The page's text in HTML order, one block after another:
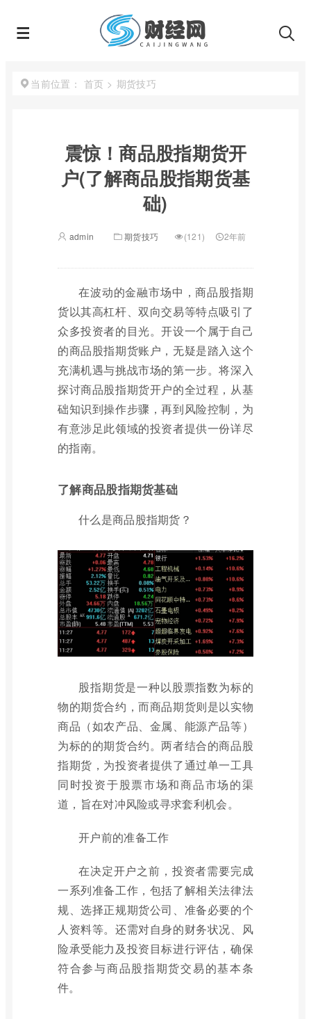
当前位置： 首页 > 期货技巧
震惊！商品股指期货开
户(了解商品股指期货基
础)
admin 期货技巧 (121) 2年前
在波动的金融市场中，商品股指期
货以其高杠杆、双向交易等特点吸引了
众多投资者的目光。开设一个属于自己
的商品股指期货账户，无疑是踏入这个
充满机遇与挑战市场的第一步。将深入
探讨商品股指期货开户的全过程，从基
础知识到操作步骤，再到风险控制，为
有意涉足此领域的投资者提供一份详尽
的指南。
了解商品股指期货基础
什么是商品股指期货？
股指期货是一种以股票指数为标的
物的期货合约，而商品期货则是以实物
商品（如农产品、金属、能源产品等）
为标的的期货合约。两者结合的商品股
指期货，为投资者提供了通过单一工具
同时投资于股票市场和商品市场的渠
道，旨在对冲风险或寻求套利机会。
开户前的准备工作
在决定开户之前，投资者需要完成
一系列准备工作，包括了解相关法律法
规、选择正规期货公司、准备必要的个
人资料等。还需对自身的财务状况、风
险承受能力及投资目标进行评估，确保
符合参与商品股指期货交易的基本条
件。